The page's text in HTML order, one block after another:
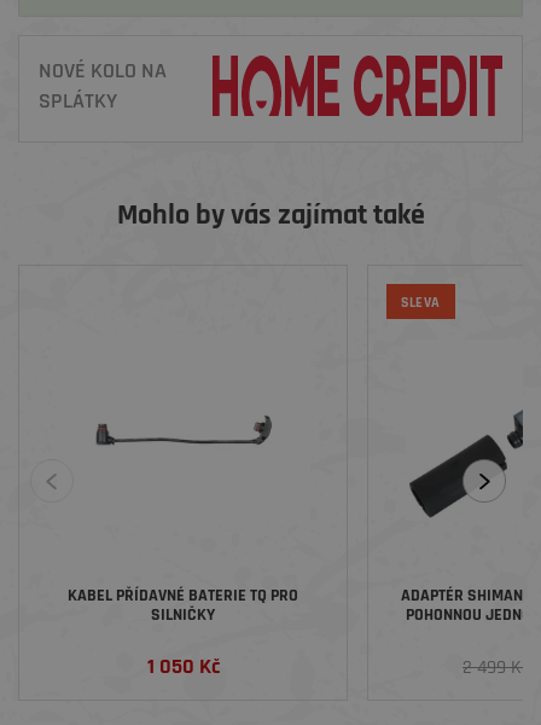
NOVÉ KOLO NA
SPLÁTKY
Mohlo by vás zajímat také
KABEL PŘÍDAVNÉ BATERIE TQ PRO
SILNIČKY
1 050 Kč
SLEVA
ADAPTÉR SHIMANO
POHONNOU
2 499 Kč